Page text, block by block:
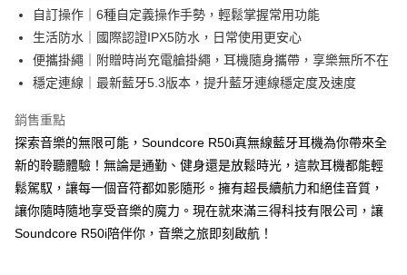
自訂操作｜6種自定義操作手勢，輕鬆掌握常用功能
生活防水｜國際認證IPX5防水，日常使用更安心
便攜掛繩｜附贈時尚充電艙掛繩，耳機隨身攜帶，享樂無所不在
穩定連線｜最新藍牙5.3版本，提升藍牙連線穩定度及速度
銷售重點
探索音樂的無限可能，Soundcore R50i真無線藍牙耳機為你帶來全
新的聆聽體驗！無論是通勤、健身還是放鬆時光，這款耳機都能輕
鬆駕馭，讓每一個音符都如影隨形。擁有超長續航力和絕佳音質，
讓你隨時隨地享受音樂的魔力。現在就來滿三得科技有限公司，讓
Soundcore R50i陪伴你，音樂之旅即刻啟航！